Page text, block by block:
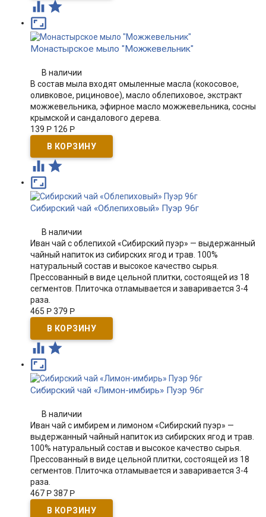
 

Монастырское мыло "Можжевельник"
В наличии
В состав мыла входят омыленные масла (кокосовое,
оливковое, рициновое), масло облепиховое, экстракт
можжевельника, эфирное масло можжевельника, сосны
крымской и сандалового дерева.
139 Р 126 Р
 

Сибирский чай «Облепиховый» Пуэр 96г
В наличии
​Иван чай с облепихой «Сибирский пуэр» — выдержанный
чайный напиток из сибирских ягод и трав. 100%
натуральный состав и высокое качество сырья.
Прессованный в виде цельной плитки, состоящей из 18
сегментов. Плиточка отламывается и заваривается 3-4
раза.
465 Р 379 Р
 

Сибирский чай «Лимон-имбирь» Пуэр 96г
В наличии
Иван чай с имбирем и лимоном «Сибирский пуэр» —
выдержанный чайный напиток из сибирских ягод и трав.
100% натуральный состав и высокое качество сырья.
Прессованный в виде цельной плитки, состоящей из 18
сегментов. Плиточка отламывается и заваривается 3-4
раза.
467 Р 387 Р